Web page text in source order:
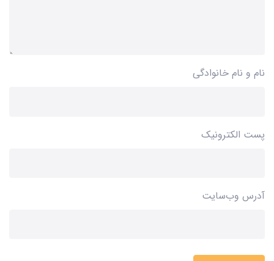
نام و نام خانوادگی
پست الکترونیک
آدرس وب‌سایت